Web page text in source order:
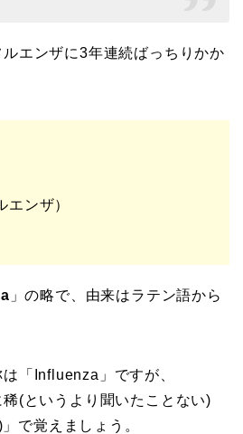
エンザに3年連続ばっちりかか
エンザ）
」の略で、由来はラテン語から
「Influenza」ですが、
(というより聞いたことない)
で覚えましょう。